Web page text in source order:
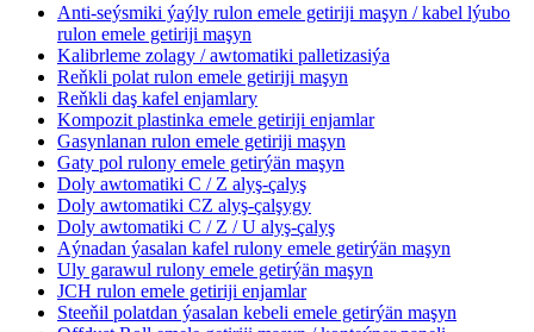
Anti-seýsmiki ýaýly rulon emele getiriji maşyn / kabel lýubo
rulon emele getiriji maşyn
Kalibrleme zolagy / awtomatiki palletizasiýa
Reňkli polat rulon emele getiriji maşyn
Reňkli daş kafel enjamlary
Kompozit plastinka emele getiriji enjamlar
Gasynlanan rulon emele getiriji maşyn
Gaty pol rulony emele getirýän maşyn
Doly awtomatiki C / Z alyş-çalyş
Doly awtomatiki CZ alyş-çalşygy
Doly awtomatiki C / Z / U alyş-çalyş
Aýnadan ýasalan kafel rulony emele getirýän maşyn
Uly garawul rulony emele getirýän maşyn
JCH rulon emele getiriji enjamlar
Steeňil polatdan ýasalan kebeli emele getirýän maşyn